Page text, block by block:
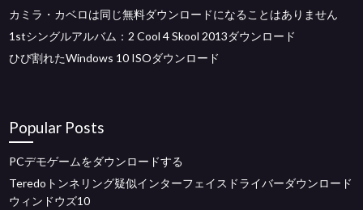
カミラ・カベロは同じ無料ダウンロードになることはありません
1stシングルアルバム：2 Cool 4 Skool 2013ダウンロード
ひび割れたWindows 10 ISOダウンロード
Popular Posts
PCデモゲームをダウンロードする
Teredoトンネリング疑似インターフェイスドライバーダウンロード
ウィンドウズ10